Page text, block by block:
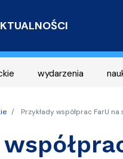
wydarzenia
Przykłady współprac FarU